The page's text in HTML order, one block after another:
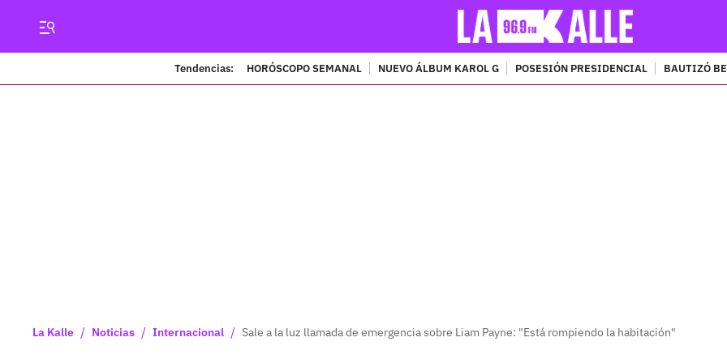
Tendencias: HORÓSCOPO SEMANAL NUEVO ÁLBUM KAROL G POSESIÓN PRESIDENCIAL BAUTIZÓ
La Kalle / Noticias / Internacional / Sale a la luz llamada de emergencia sobre Liam Payne: "Está rompiendo la habitación"